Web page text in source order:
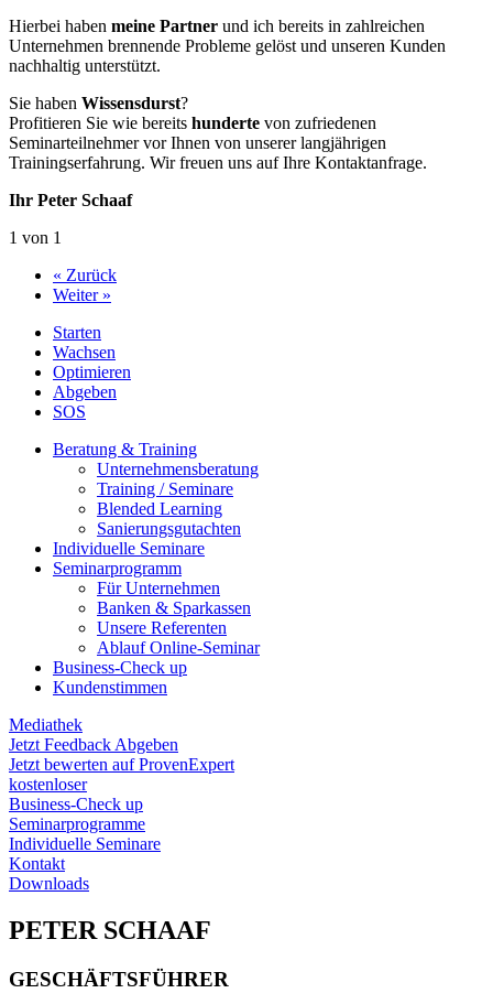
Hierbei haben meine Partner und ich bereits in zahlreichen
Unternehmen brennende Probleme gelöst und unseren Kunden
nachhaltig unterstützt.
Sie haben Wissensdurst?
Profitieren Sie wie bereits hunderte von zufriedenen
Seminarteilnehmer vor Ihnen von unserer langjährigen
Trainingserfahrung. Wir freuen uns auf Ihre Kontaktanfrage.
Ihr Peter Schaaf
1 von 1
« Zurück
Weiter »
Starten
Wachsen
Optimieren
Abgeben
SOS
Beratung & Training
Unternehmens­beratung
Training / Seminare
Blended Learning
Sanierungs­gutachten
Individuelle Seminare
Seminarprogramm
Für Unternehmen
Banken & Sparkassen
Unsere Referenten
Ablauf Online-Seminar
Business-Check up
Kundenstimmen
Mediathek
Jetzt Feedback Abgeben
Jetzt bewerten auf ProvenExpert
kostenloser
Business-Check up
Seminarprogramme
Individuelle Seminare
Kontakt
Downloads
PETER SCHAAF
GESCHÄFTSFÜHRER